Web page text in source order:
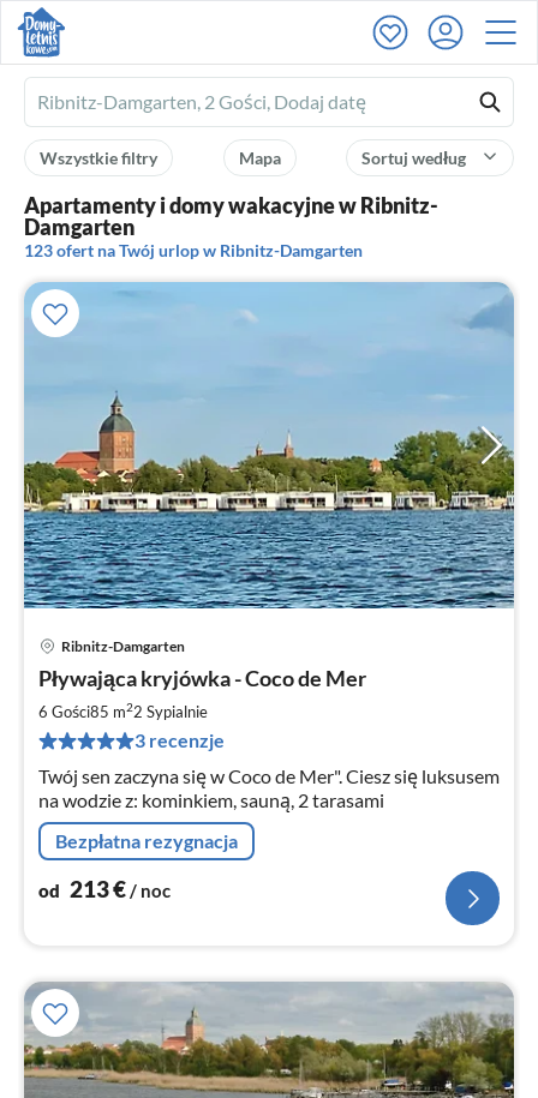
Ferienhausmiete
logo
Sortuj według
Mapa
Wszystkie filtry
Apartamenty i domy wakacyjne w Ribnitz-
Damgarten
123 ofert na Twój urlop w Ribnitz-Damgarten
Ribnitz-Damgarten
Pływająca kryjówka - Coco de Mer
6 Gości85 m22 Sypialnie
3 recenzje
Twój sen zaczyna się w Coco de Mer". Ciesz się luksusem
na wodzie z: kominkiem, sauną, 2 tarasami
Bezpłatna rezygnacja
od 213€/ noc